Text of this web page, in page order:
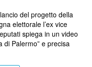
del progetto della
elettorale l’ex vice
spiega in un video
di Palermo” e precisa